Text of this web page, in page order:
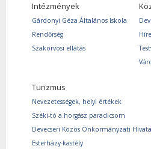
Intézmények
Gárdonyi Géza Általános Iskola
Rendőrség
Szakorvosi ellátás
Turizmus
Nevezetességek, helyi értékek
Széki-tó a horgász paradicsom
Devecseri Közös Önkormányzati
Esterházy-kastély